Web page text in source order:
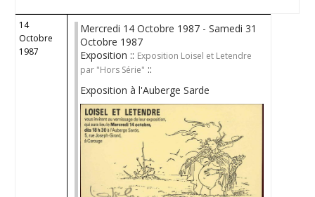
14
Octobre
1987
Mercredi 14 Octobre 1987 - Samedi 31
Octobre 1987
Exposition :: Exposition Loisel et Letendre
par "Hors Série" ::
Exposition à l'Auberge Sarde